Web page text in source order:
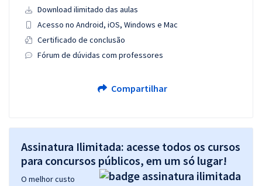
Download ilimitado das aulas
Acesso no Android, iOS, Windows e Mac
Certificado de conclusão
Fórum de dúvidas com professores
Compartilhar
Assinatura Ilimitada: acesse todos os cursos
para concursos públicos, em um só lugar!
O melhor custo